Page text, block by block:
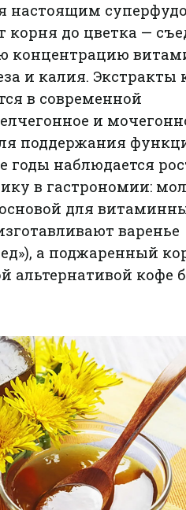
настоящим
корня до цветка —
концентрацию
и калия. Экстракты
в современной
и
поддержания
годы наблюдается
в гастрономии:
для
варенье
а поджаренный
альтернативой кофе